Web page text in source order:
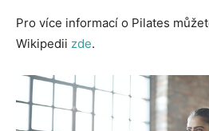
Pro více informací o Pilates
Wikipedii zde.